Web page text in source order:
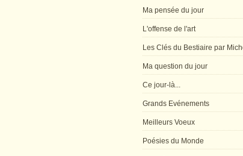
Ma pensée du jour
L'offense de l'art
Les Clés du Bestiaire par
Ma question du jour
Ce jour-là...
Grands Evénements
Meilleurs Voeux
Poésies du Monde